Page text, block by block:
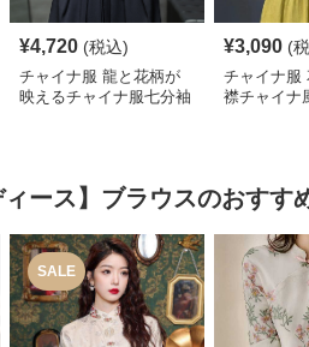
¥4,720 (税込)
チャイナ服 龍と花柄が
映えるチャイナ服七分袖
¥3,090 (
チャイナ服
襟チャイナ
ィース】ブラウスのおすす
SALE